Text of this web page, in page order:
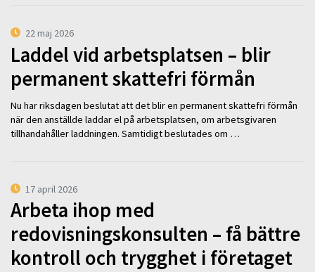
22 maj 2026
Laddel vid arbetsplatsen – blir
permanent skattefri förmån
Nu har riksdagen beslutat att det blir en permanent skattefri förmån
när den anställde laddar el på arbetsplatsen, om arbetsgivaren
tillhandahåller laddningen. Samtidigt beslutades om …
17 april 2026
Arbeta ihop med
redovisningskonsulten – få bättre
kontroll och trygghet i företaget